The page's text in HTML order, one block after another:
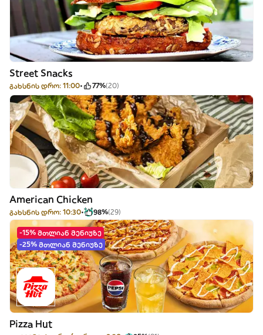
Street Snacks
გახსნის დრო: 11:00 77%(20)
American Chicken
გახსნის დრო: 10:30 98%(29)
-15% მთლიან მენიუზე
-25% მთლიან მენიუზე
Pizza Hut